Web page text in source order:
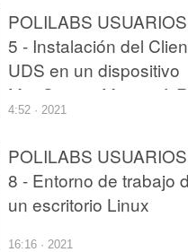
POLILABS
5 - Instalación del
UDS en un dispositivo
MacOs con Microsoft
4:52 · 2021
POLILABS
8 - Entorno de trabajo
un escritorio Linux
16:16 · 2021